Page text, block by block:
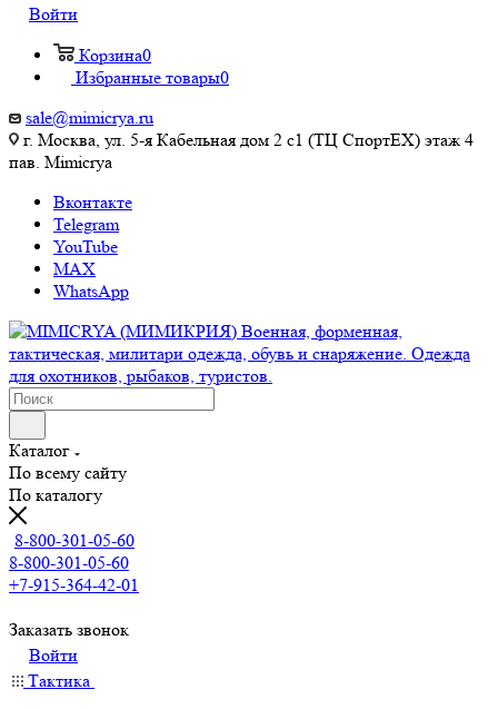
Войти
Корзина0
Избранные товары0
sale@mimicrya.ru
г. Москва, ул. 5-я Кабельная дом 2 с1 (ТЦ СпортEX) этаж 4
пав. Mimicrya
Вконтакте
Telegram
YouTube
MAX
WhatsApp
Каталог
По всему сайту
По каталогу
8-800-301-05-60
8-800-301-05-60
+7-915-364-42-01
Заказать звонок
Войти
Тактика